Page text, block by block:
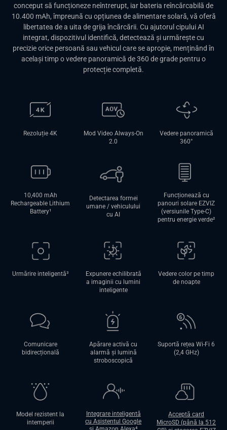
conceput să funcționeze neîntrerupt, iar bateria reîncărcabilă de
10.400 mAh, împreună cu opțiunea de alimentare solară, vă oferă
libertatea de a uita de grija încărcării. Cu ajutorul cipului AI
integrat, dispozitivul identifică, detectează și urmărește cu
precizie orice persoană sau vehicul care se apropie, menținând în
același timp o vedere panoramică de 360 de grade pentru o
protecție completă.
Rezoluție 4K
Mod Video Always-On
2.0
Vedere panoramică
360°
10,400 mAh
Rechargeable Lithium
Battery¹
Detectarea formei
umane / vehiculului
cu AI
Funcționează cu
panouri solare EZVIZ
(versiunile Type-C)
pentru energie verde²
Urmărire inteligentă³
Expunere echilibrată
a imaginii cu lumini
inteligente
Vedere color pe timp
de noapte
Comunicare
bidirecțională
Apărare activă cu
alarmă şi lumină
stroboscopică
Suportă rețea Wi-Fi 6
(2,4 GHz)
Model rezistent la
intemperii
Integrare inteligentă
cu Asistentul Google
Acceptă card
MicroSD (până la 512